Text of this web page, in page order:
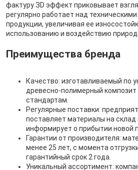
фактуру ЗD эффект приковывает
регулярно работает над
продукции, увеличивая ее
использованию и воздействию
Преимущества бренда
Качество: изготавливаемый по
древесно-полимерный
стандартам.
Регулярные поставки:
поставляет материалы на склад
информирует о прибытии новой
Гарантии от производителя:
менее 25 лет, с момента
гарантийный срок 2 года.
Уникальный ассортимент: